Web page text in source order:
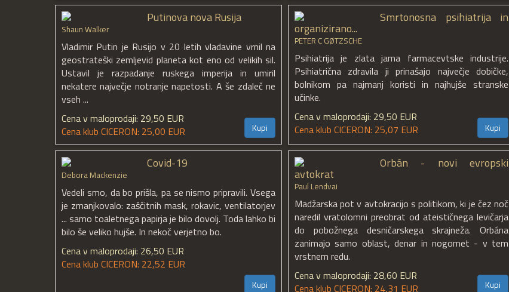
Putinova nova Rusija
Shaun Walker
Vladimir Putin je Rusijo v 20 letih vladavine vrnil na
geostrateški zemljevid planeta kot eno od velikih sil.
Ustavil je razpadanje ruskega imperija in umiril
nekatere največje notranje napetosti. A še zdaleč ne
vseh ...
Cena v maloprodaji: 29,50 EUR
Cena klub CICERON: 25,00 EUR
Kupi
Smrtonosna psihiatrija in
organizirano...
PETER C GØTZSCHE
Psihiatrija je zlata jama farmacevtske industrije.
Psihiatrična zdravila ji prinašajo največje dobičke,
bolnikom pa najmanj koristi in najhujše stranske
učinke.
Cena v maloprodaji: 29,50 EUR
Cena klub CICERON: 25,07 EUR
Kupi
Covid-19
Debora Mackenzie
Vedeli smo, da bo prišla, pa se nismo pripravili. Vsega
je zmanjkovalo: zaščitnih mask, rokavic, ventilatorjev
... samo toaletnega papirja je bilo dovolj. Toda lahko bi
bilo še veliko hujše. In nekoč verjetno bo.
Cena v maloprodaji: 26,50 EUR
Cena klub CICERON: 22,52 EUR
Kupi
Orbán - novi evropski
avtokrat
Paul Lendvai
Madžarska pot v avtokracijo s politikom, ki je čez noč
naredil vratolomni preobrat od ateističnega levičarja
do pobožnega desničarskega skrajneža. Orbána
zanimajo samo oblast, denar in nogomet - v tem
vrstnem redu.
Cena v maloprodaji: 28,60 EUR
Cena klub CICERON: 24,31 EUR
Kupi